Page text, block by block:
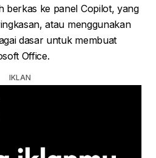
berkas ke panel Copilot, yang
atau menggunakan
dasar untuk membuat
Office.